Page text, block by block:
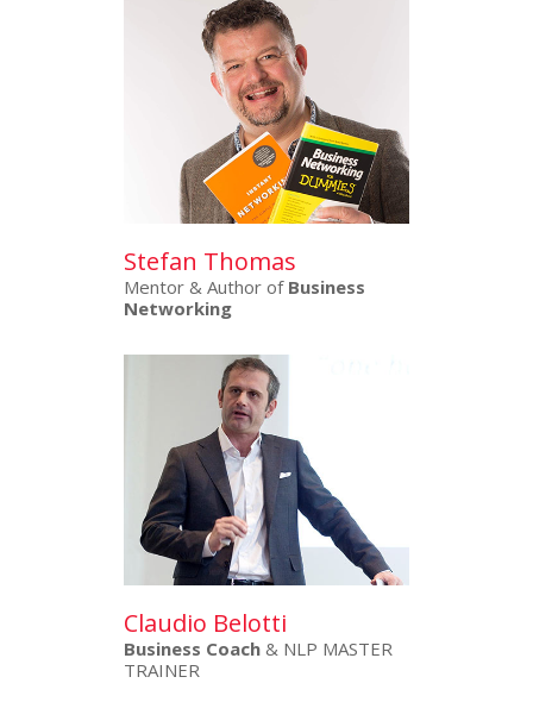
Stefan Thomas
Mentor & Author of Business
Networking
Claudio Belotti
Business Coach & NLP MASTER
TRAINER